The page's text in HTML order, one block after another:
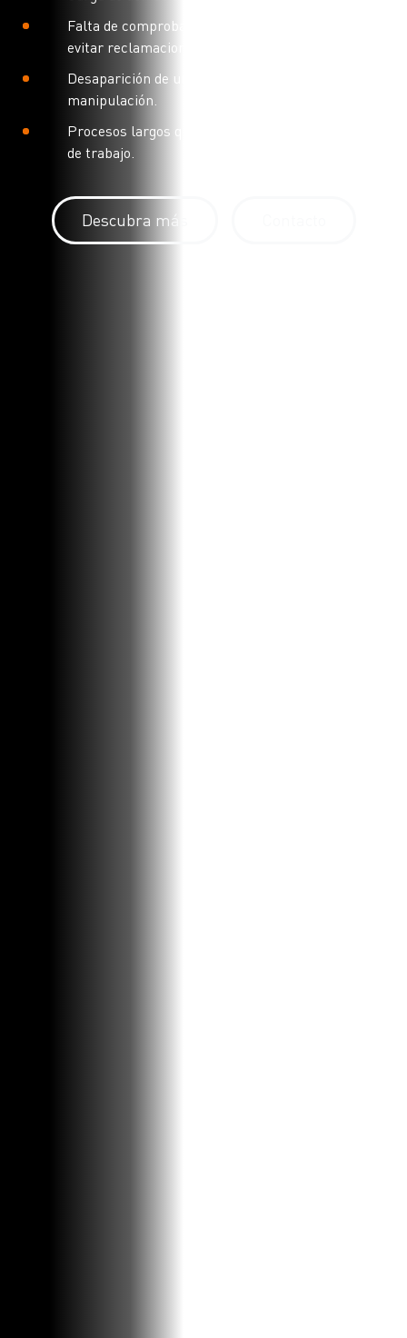
Falta de comprobantes visuales de estado para
evitar reclamaciones.
Desaparición de unidades en el proceso de
manipulación.
Procesos largos que suponen una gran carga
de trabajo.
Descubra más